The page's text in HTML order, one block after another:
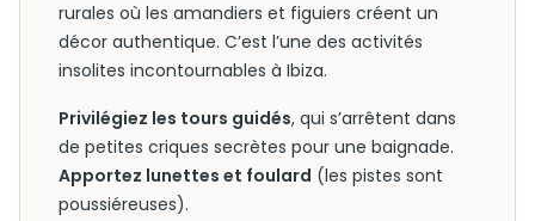
rurales où les amandiers et figuiers créent un
décor authentique. C’est l’une des activités
insolites incontournables à Ibiza.
Privilégiez les tours guidés, qui s’arrêtent dans
de petites criques secrètes pour une baignade.
Apportez lunettes et foulard (les pistes sont
poussiéreuses).